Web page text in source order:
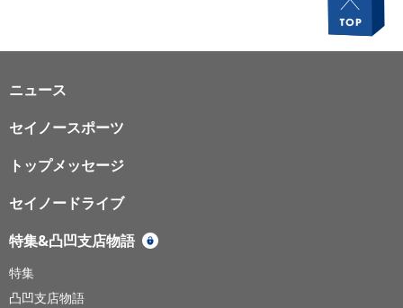
ニュース
セイノースポーツ
トップメッセージ
セイノードライブ
特集&凸凹支店物語
特集
凸凹支店物語